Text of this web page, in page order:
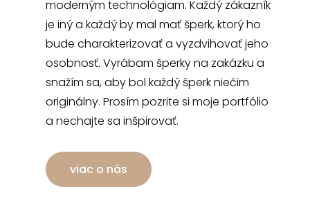
moderným technológiam. Každý zákazník
je iný a každý by mal mať šperk, ktorý ho
bude charakterizovať a vyzdvihovať jeho
osobnosť. Vyrábam šperky na zakázku a
snažím sa, aby bol každý šperk niečim
originálny. Prosím pozrite si moje portfólio
a nechajte sa inšpirovať.
viac o nás